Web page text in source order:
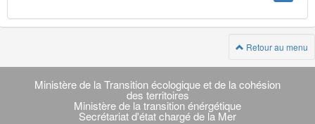
Retour au menu
Navigation
transverse
Ministère de la Transition écologique et de la cohésion
des territoires
Ministère de la transition énérgétique
Secrétariat d'état chargé de la Mer